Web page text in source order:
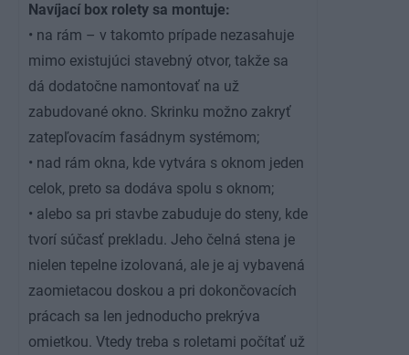
Navíjací box rolety sa montuje:
• na rám – v takomto prípade nezasahuje
mimo existujúci stavebný otvor, takže sa
dá dodatočne namontovať na už
zabudované okno. Skrinku možno zakryť
zatepľovacím fasádnym systémom;
• nad rám okna, kde vytvára s oknom jeden
celok, preto sa dodáva spolu s oknom;
• alebo sa pri stavbe zabuduje do steny, kde
tvorí súčasť prekladu. Jeho čelná stena je
nielen tepelne izolovaná, ale je aj vybavená
zaomietacou doskou a pri dokončovacích
prácach sa len jednoducho prekrýva
omietkou. Vtedy treba s roletami počítať už